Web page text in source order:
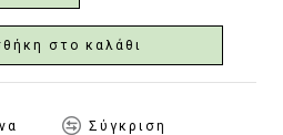
στο καλάθι
Σύγκριση